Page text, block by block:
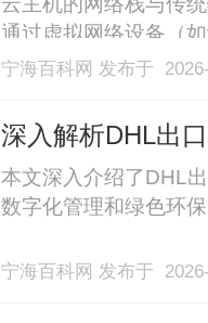
通过虚拟网络设备（
换机（vSwitch）转发
易导致性能波动。动
宁海百科网 发布于
深入解析DHL出
本文深入介绍了DHL
数字化管理和绿色环
宁海百科网 发布于